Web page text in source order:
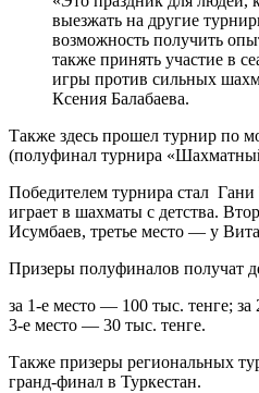
выезжать на другие
возможность получить
также принять участие в
игры против сильных
Ксения Балабаева.
Также здесь прошел турнир по
(полуфинал турнира
Победителем турнира стал
играет в шахматы с детства.
Исумбаев, третье место — у
Призеры полуфиналов получат
за 1-е место — 100 тыс. тенге;
3-е место — 30 тыс. тенге.
Также призеры региональных
гранд-финал в Туркестан.